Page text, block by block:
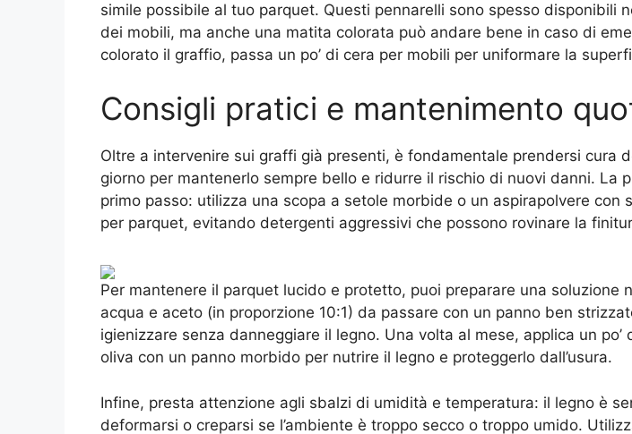
simile possibile al tuo parquet. Questi pennarelli sono spesso disponibili
dei mobili, ma anche una matita colorata può andare bene in caso di
colorato il graffio, passa un po’ di cera per mobili per uniformare la
Consigli pratici e mantenimento
Oltre a intervenire sui graffi già presenti, è fondamentale prendersi cura
giorno per mantenerlo sempre bello e ridurre il rischio di nuovi danni. La
primo passo: utilizza una scopa a setole morbide o un aspirapolvere con
per parquet, evitando detergenti aggressivi che possono rovinare la
Per mantenere il parquet lucido e protetto, puoi preparare una soluzione
acqua e aceto (in proporzione 10:1) da passare con un panno ben
igienizzare senza danneggiare il legno. Una volta al mese, applica un po’
oliva con un panno morbido per nutrire il legno e proteggerlo dall’usura.
Infine, presta attenzione agli sbalzi di umidità e temperatura: il legno è
deformarsi o creparsi se l’ambiente è troppo secco o troppo umido.